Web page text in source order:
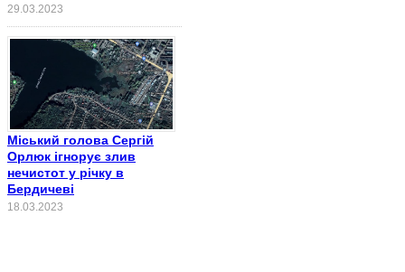
29.03.2023
Міський голова Сергій
Орлюк ігнорує злив
нечистот у річку в
Бердичеві
18.03.2023